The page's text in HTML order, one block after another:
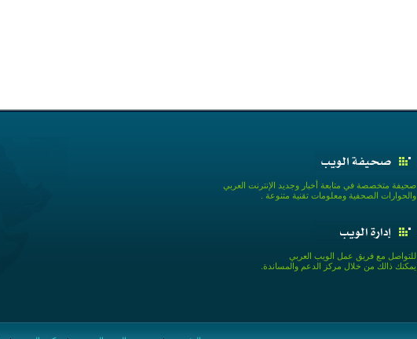
صحيفة متخصصة في متابعة أخبار وجديد الإنترنت العربي
والحوارات الصحفية ومعلومات تقنية متنوعة .
للتواصل مع فريق عمل الويب العربي
يمكنك ذالك من خلال مركز الدعم والمساندة.